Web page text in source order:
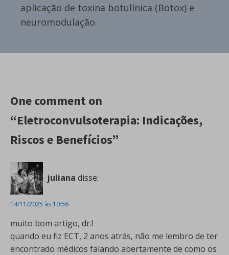
aplicação de toxina botulínica (Botox) e
neuromodulação.
One comment on
“Eletroconvulsoterapia: Indicações,
Riscos e Benefícios”
juliana disse:
14/11/2025 às 10:56
muito bom artigo, dr.!
quando eu fiz ECT, 2 anos atrás, não me lembro de ter
encontrado médicos falando abertamente de como os